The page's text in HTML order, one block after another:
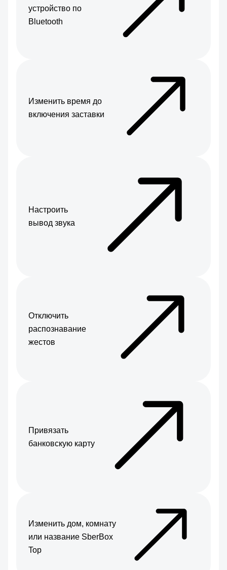
устройство по
Bluetooth
Изменить время до
включения заставки
Настроить
вывод звука
Отключить
распознавание
жестов
Привязать
банковскую карту
Изменить дом, комнату
или название SberBox
Top